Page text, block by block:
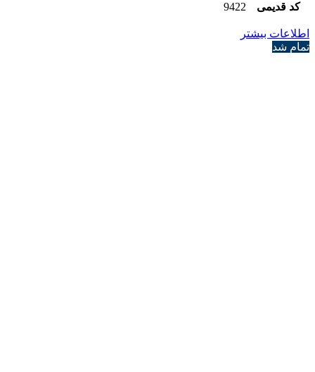
کد قدیمی 9422
اطلاعات بیشتر
تمام شد